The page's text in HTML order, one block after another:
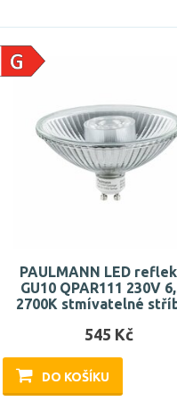
PAULMANN LED
GU10 QPAR111 230V
2700K stmívatelné
545 Kč
DO KOŠÍKU